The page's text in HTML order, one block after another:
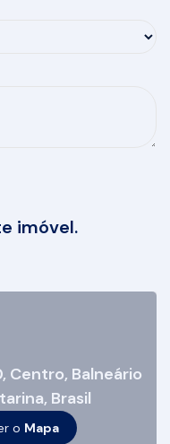
imóvel.
, Centro, Balneário
, Brasil
o Mapa